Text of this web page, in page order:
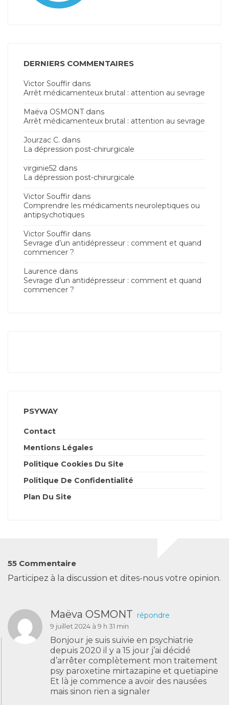
DERNIERS COMMENTAIRES
Victor Souffir dans
Arrêt médicamenteux brutal : attention au sevrage
Maëva OSMONTdans
Arrêt médicamenteux brutal : attention au sevrage
Jourzac C. dans
La dépression post-chirurgicale
virginie52 dans
La dépression post-chirurgicale
Victor Souffir dans
Comprendre les médicaments neuroleptiques ou
antipsychotiques
Victor Souffir dans
Sevrage d’un antidépresseur : comment et quand
commencer ?
Laurence dans
Sevrage d’un antidépresseur : comment et quand
commencer ?
PSYWAY
Contact
Mentions Légales
Politique Cookies Du Site
Politique De Confidentialité
Plan Du Site
55 Commentaire
Participez à la discussion et dites-nous votre opinion.
Maëva OSMONT répondre
9 juillet 2024 à 9 h 31 min
Bonjour je suis suivie en psychiatrie
depuis 2020 il y a 15 jour j’ai décidé
d’arrêter complètement mon traitement
psy paroxetine mirtazapine et quetiapine
Et là je commence a avoir des nausées
mais sinon rien a signaler